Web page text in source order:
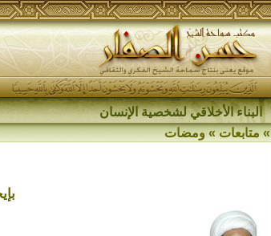
البناء الأخلاقي لشخصية الإنسان
»متابعات»ومضات